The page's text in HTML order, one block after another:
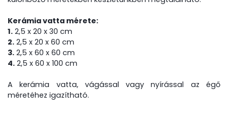
Kerámia vatta mérete:
1. 2,5 x 20 x 30 cm
2. 2,5 x 20 x 60 cm
3. 2,5 x 60 x 60 cm
4. 2,5 x 60 x 100 cm
A kerámia vatta, vágással vagy nyírással az égő
méretéhez igazítható.